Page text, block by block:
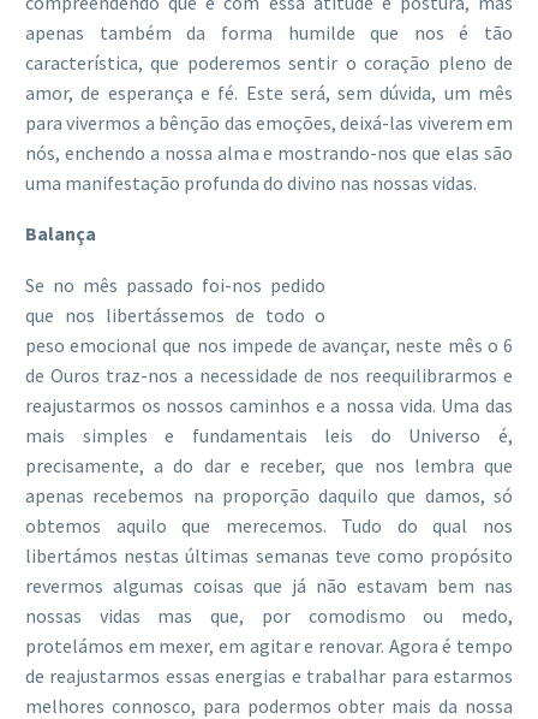
apenas também da forma humilde que nos é tão
característica, que poderemos sentir o coração pleno de
amor, de esperança e fé. Este será, sem dúvida, um mês
para vivermos a bênção das emoções, deixá-las viverem em
nós, enchendo a nossa alma e mostrando-nos que elas são
uma manifestação profunda do divino nas nossas vidas.
Balança
Se no mês passado foi-nos pedido
que nos libertássemos de todo o
peso emocional que nos impede de avançar, neste mês o 6
de Ouros traz-nos a necessidade de nos reequilibrarmos e
reajustarmos os nossos caminhos e a nossa vida. Uma das
mais simples e fundamentais leis do Universo é,
precisamente, a do dar e receber, que nos lembra que
apenas recebemos na proporção daquilo que damos, só
obtemos aquilo que merecemos. Tudo do qual nos
libertámos nestas últimas semanas teve como propósito
revermos algumas coisas que já não estavam bem nas
nossas vidas mas que, por comodismo ou medo,
protelámos em mexer, em agitar e renovar. Agora é tempo
de reajustarmos essas energias e trabalhar para estarmos
melhores connosco, para podermos obter mais da nossa